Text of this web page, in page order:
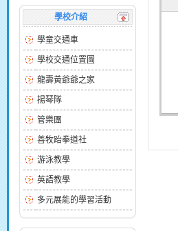
學校介紹
學童交通車
學校交通位置圖
龍壽黃爺爺之家
揚琴隊
管樂團
善牧跆拳道社
游泳教學
英語教學
多元展能的學習活動